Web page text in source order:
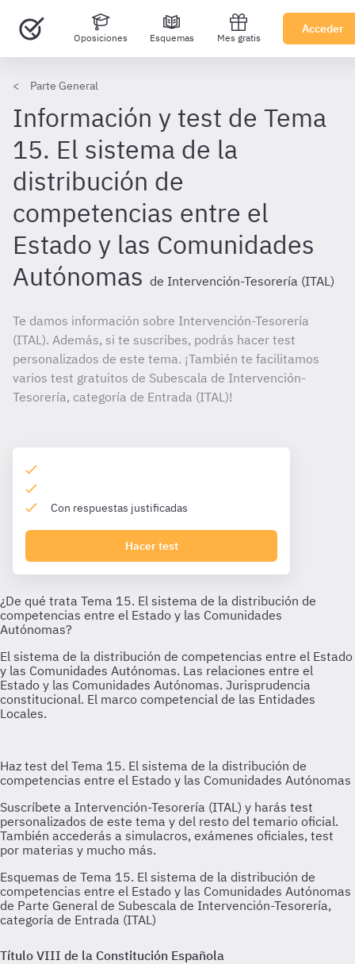
Oposiciones Esquemas Mes gratis
Acceder
Parte General
Información y test de Tema
15. El sistema de la
distribución de
competencias entre el
Estado y las Comunidades
Autónomas de Intervención-Tesorería (ITAL)
Te damos información sobre Intervención-Tesorería
(ITAL). Además, si te suscribes, podrás hacer test
personalizados de este tema. ¡También te facilitamos
varios test gratuitos de Subescala de Intervención-
Tesorería, categoría de Entrada (ITAL)!
Con respuestas justificadas
Hacer test
Esquemas de Tema 15. El sistema de la distribución de
competencias entre el Estado y las Comunidades Autónomas
de Parte General de Subescala de Intervención-Tesorería,
categoría de Entrada (ITAL)
Título VIII de la Constitución Española